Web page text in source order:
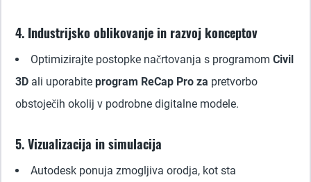
4. Industrijsko oblikovanje in razvoj konceptov
Optimizirajte postopke načrtovanja s programom Civil
3D ali uporabite program ReCap Pro za pretvorbo
obstoječih okolij v podrobne digitalne modele.
5. Vizualizacija in simulacija
Autodesk ponuja zmogljiva orodja, kot sta